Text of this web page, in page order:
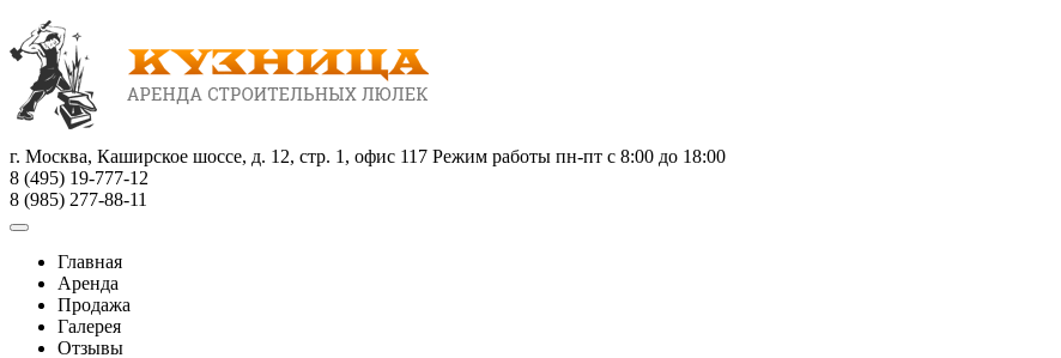
г. Москва, Каширское шоссе, д. 12, стр. 1, офис 117 Режим работы пн-пт с 8:00 до 18:00
8 (495) 19-777-12
8 (985) 277-88-11
Главная
Аренда
Продажа
Галерея
Отзывы